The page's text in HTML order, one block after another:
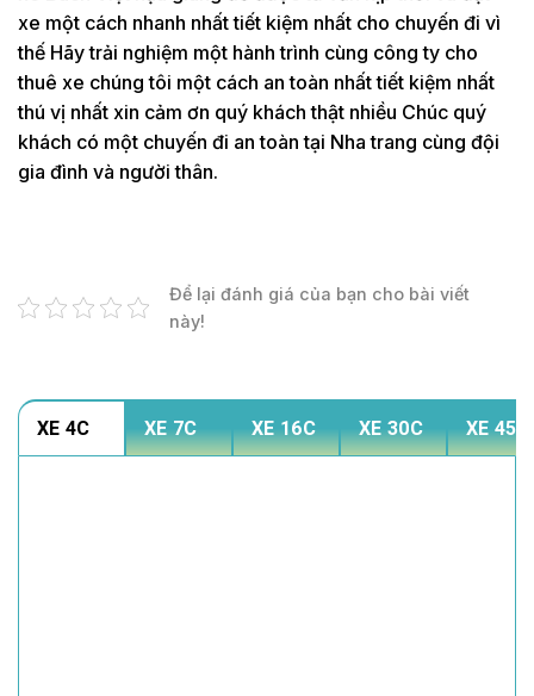
xe một cách nhanh nhất tiết kiệm nhất cho chuyến đi vì
thế Hãy trải nghiệm một hành trình cùng công ty cho
thuê xe chúng tôi một cách an toàn nhất tiết kiệm nhất
thú vị nhất xin cảm ơn quý khách thật nhiều Chúc quý
khách có một chuyến đi an toàn tại Nha trang cùng đội
gia đình và người thân.
Để lại đánh giá của bạn cho bài viết
này!
XE 4C XE 7C XE 16C XE 30C XE 45C